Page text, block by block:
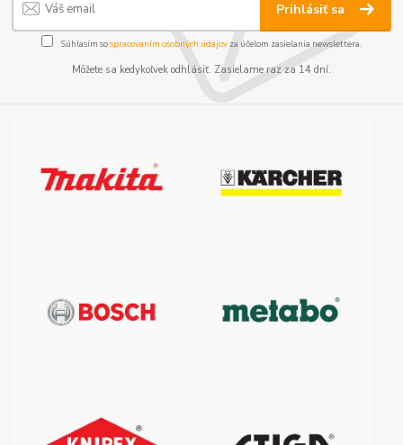
Prihlásiť sa
Súhlasím sospracovaním osobných údajov za účelom zasielania newslettera.
Môžete sa kedykoľvek odhlásiť. Zasielame raz za 14 dní.